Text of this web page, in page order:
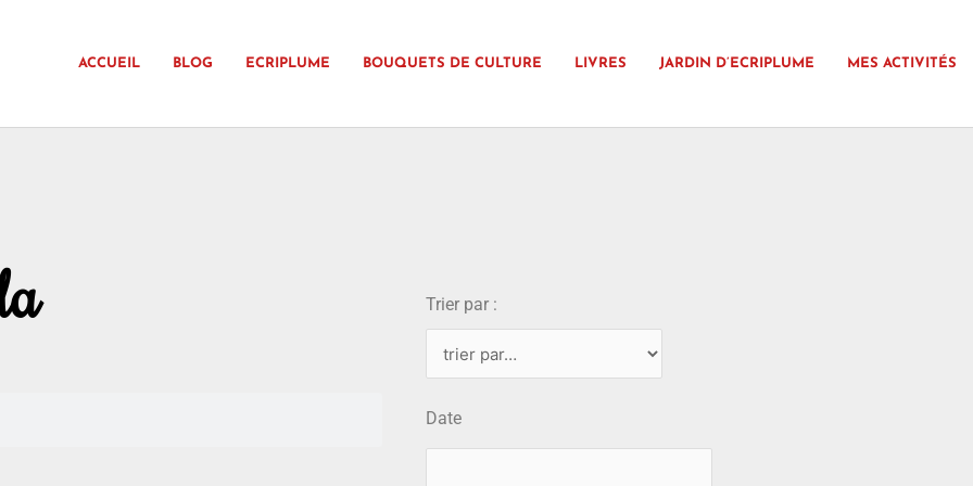
ACCUEIL BLOG ECRIPLUME BOUQUETS DE CULTURE LIVRES JARDIN D’ECRIPLUME MES ACTIVITÉS
Trier par :
Date